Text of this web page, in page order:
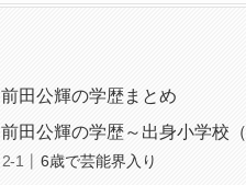
前田公輝の学歴まとめ
前田公輝の学歴～出身小学校
6歳で芸能界入り